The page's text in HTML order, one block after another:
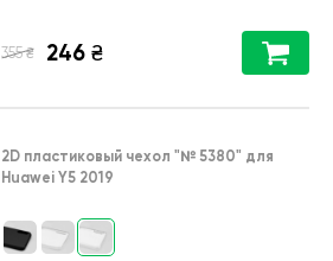
355 ₴ 246 ₴
2D пластиковый чехол "№ 5380" для
Huawei Y5 2019